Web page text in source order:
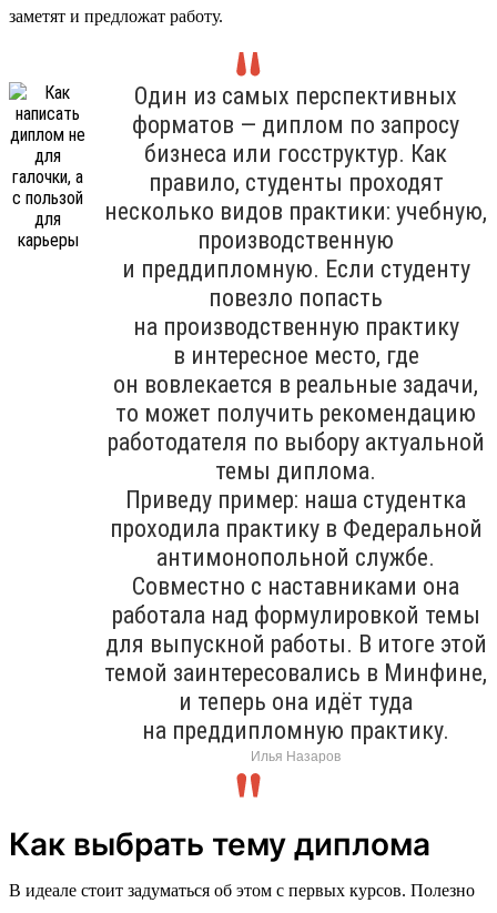
заметят и предложат работу.
Один из самых перспективных
форматов — диплом по запросу
бизнеса или госструктур. Как
правило, студенты проходят
несколько видов практики: учебную,
производственную
и преддипломную. Если студенту
повезло попасть
на производственную практику
в интересное место, где
он вовлекается в реальные задачи,
то может получить рекомендацию
работодателя по выбору актуальной
темы диплома.
Приведу пример: наша студентка
проходила практику в Федеральной
антимонопольной службе.
Совместно с наставниками она
работала над формулировкой темы
для выпускной работы. В итоге этой
темой заинтересовались в Минфине,
и теперь она идёт туда
на преддипломную практику.
Илья Назаров
Как выбрать тему диплома
В идеале стоит задуматься об этом с первых курсов. Полезно